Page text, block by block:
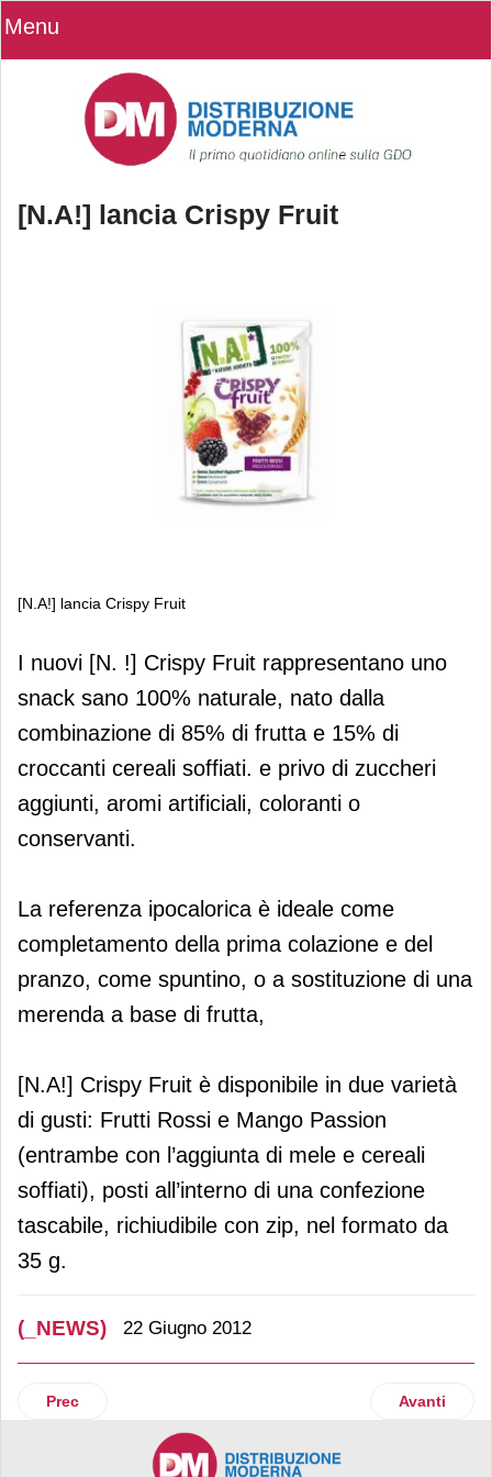
Menu
[N.A!] lancia Crispy Fruit
[N.A!] lancia Crispy Fruit
[N.A!] lancia Crispy Fruit
I nuovi [N. !] Crispy Fruit rappresentano uno
snack sano 100% naturale, nato dalla
combinazione di 85% di frutta e 15% di
croccanti cereali soffiati. e privo di zuccheri
aggiunti, aromi artificiali, coloranti o
conservanti.
La referenza ipocalorica è ideale come
completamento della prima colazione e del
pranzo, come spuntino, o a sostituzione di una
merenda a base di frutta,
[N.A!] Crispy Fruit è disponibile in due varietà
di gusti: Frutti Rossi e Mango Passion
(entrambe con l’aggiunta di mele e cereali
soffiati), posti all’interno di una confezione
tascabile, richiudibile con zip, nel formato da
35 g.
(_NEWS) 22 Giugno 2012
Articolo precedente: QR Code: uno strumento in ascesa
Prec Articolo
Avanti